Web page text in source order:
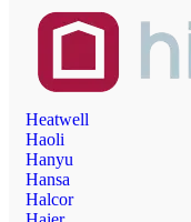
Heatwell
Haoli
Hanyu
Hansa
Halcor